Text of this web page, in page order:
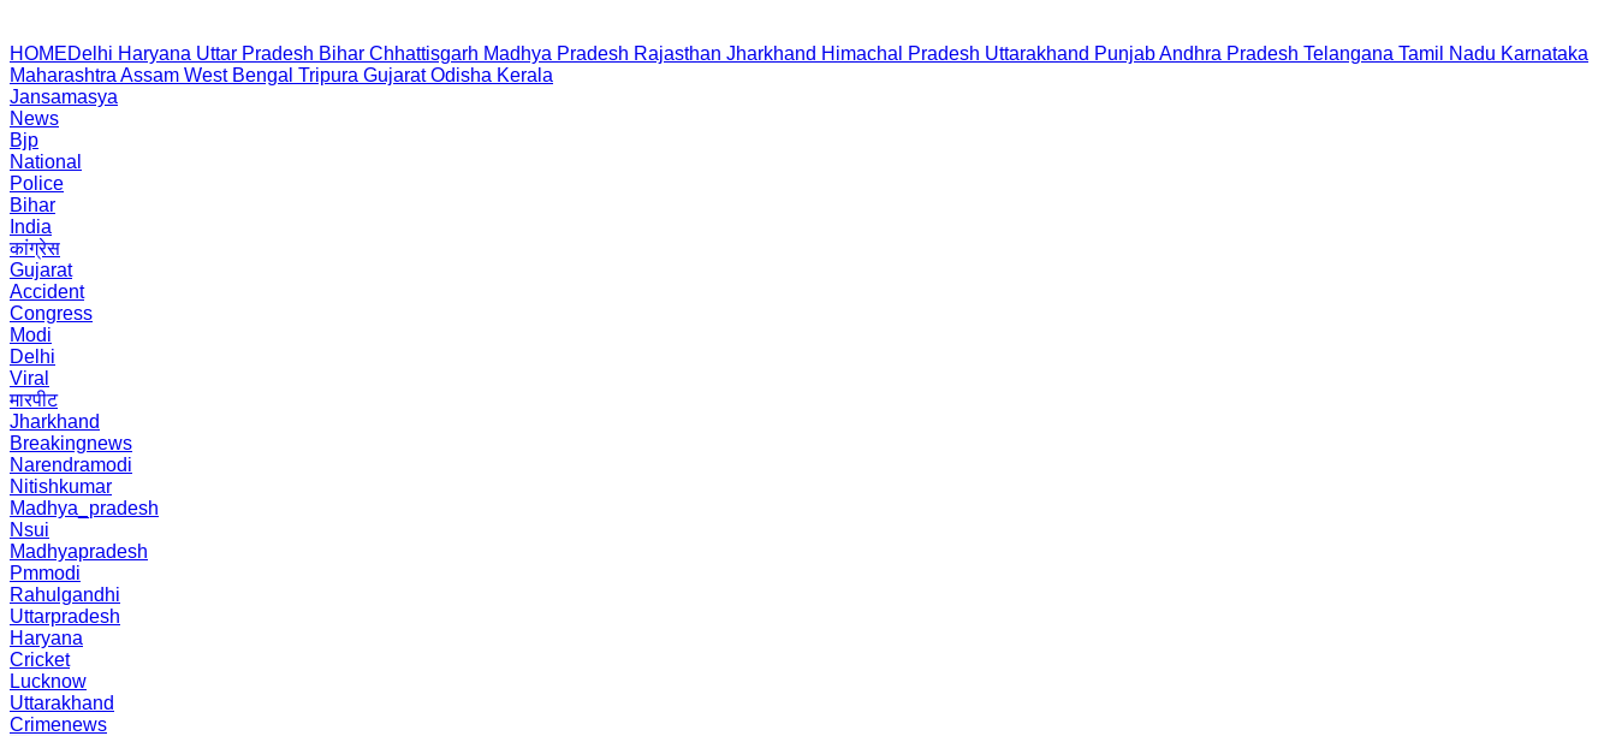
HOMEDelhi Haryana Uttar Pradesh Bihar Chhattisgarh Madhya Pradesh Rajasthan Jharkhand Himachal Pradesh Uttarakhand PunjabAndhra Pradesh Telangana Tamil Nadu Karnataka
Maharashtra Assam West Bengal Tripura Gujarat Odisha Kerala
Jansamasya
News
Bjp
National
Police
Bihar
India
कांग्रेस
Gujarat
Accident
Congress
Modi
Delhi
Viral
मारपीट
Jharkhand
Breakingnews
Narendramodi
Nitishkumar
Madhya_pradesh
Nsui
Madhyapradesh
Pmmodi
Rahulgandhi
Uttarpradesh
Haryana
Cricket
Lucknow
Uttarakhand
Crimenews